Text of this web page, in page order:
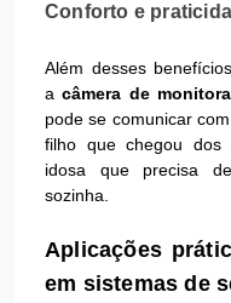
Conforto e
Além desses
acâmera de
pode se comunicar
filho que chegou dos
idosa que precisa
sozinha.
Aplicações
em sistemas de